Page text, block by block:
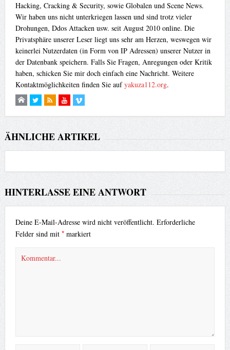
Hacking, Cracking & Security, sowie Globalen und Scene News.
Wir haben uns nicht unterkriegen lassen und sind trotz vieler
Drohungen, Ddos Attacken usw. seit August 2010 online. Die
Privatsphäre unserer Leser liegt uns sehr am Herzen, weswegen wir
keinerlei Nutzerdaten (in Form von IP Adressen) unserer Nutzer in
der Datenbank speichern. Falls Sie Fragen, Anregungen oder Kritik
haben, schicken Sie mir doch einfach eine Nachricht. Weitere
Kontaktmöglichkeiten finden Sie aufyakuza112.org.
ÄHNLICHE ARTIKEL
HINTERLASSE EINE ANTWORT
Deine E-Mail-Adresse wird nicht veröffentlicht. Erforderliche
Felder sind mit *markiert